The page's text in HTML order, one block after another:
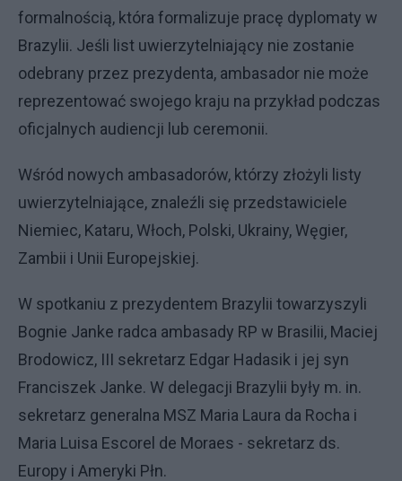
formalnością, która formalizuje pracę dyplomaty w
Brazylii. Jeśli list uwierzytelniający nie zostanie
odebrany przez prezydenta, ambasador nie może
reprezentować swojego kraju na przykład podczas
oficjalnych audiencji lub ceremonii.
Wśród nowych ambasadorów, którzy złożyli listy
uwierzytelniające, znaleźli się przedstawiciele
Niemiec, Kataru, Włoch, Polski, Ukrainy, Węgier,
Zambii i Unii Europejskiej.
W spotkaniu z prezydentem Brazylii towarzyszyli
Bognie Janke radca ambasady RP w Brasilii, Maciej
Brodowicz, III sekretarz Edgar Hadasik i jej syn
Franciszek Janke. W delegacji Brazylii były m. in.
sekretarz generalna MSZ Maria Laura da Rocha i
Maria Luisa Escorel de Moraes - sekretarz ds.
Europy i Ameryki Płn.